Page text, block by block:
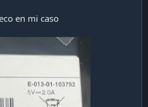
en mi caso